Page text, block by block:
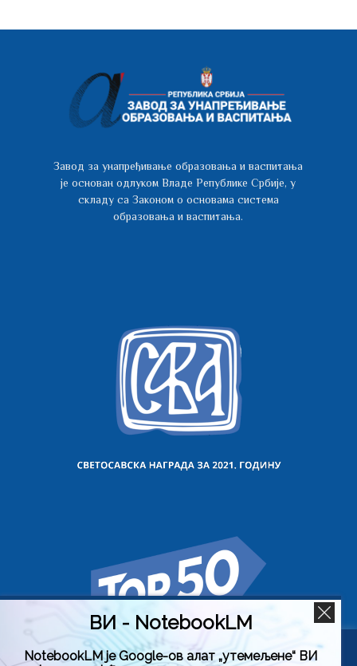
Завод за унапређивање образовања и васпитања
је основан одлуком Владе Републике Србије, у
складу са Законом о основама система
образовања и васпитања.
Користимо колачиће на овој веб страници да бисмо вам
ВИ - NotebookLM
NotebookLM је Google-ов алат „утемељене“ ВИ